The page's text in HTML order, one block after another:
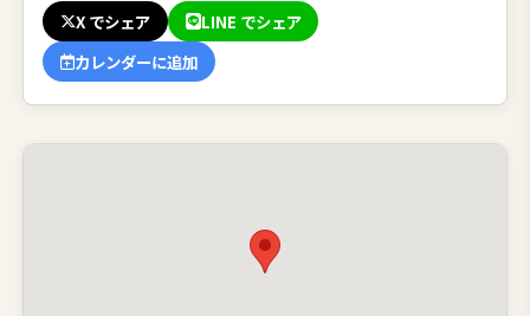
X でシェア
LINE でシェア
カレンダーに追加